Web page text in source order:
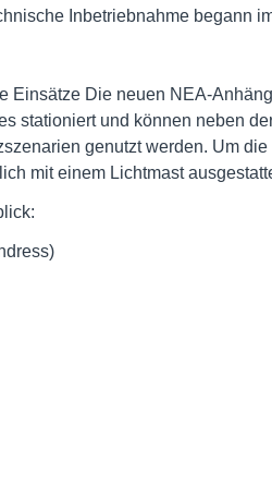
Inbetriebnahme begann
Einsätze Die neuen NEA-
stationiert und können neben
genutzt werden. Um
mit einem Lichtmast